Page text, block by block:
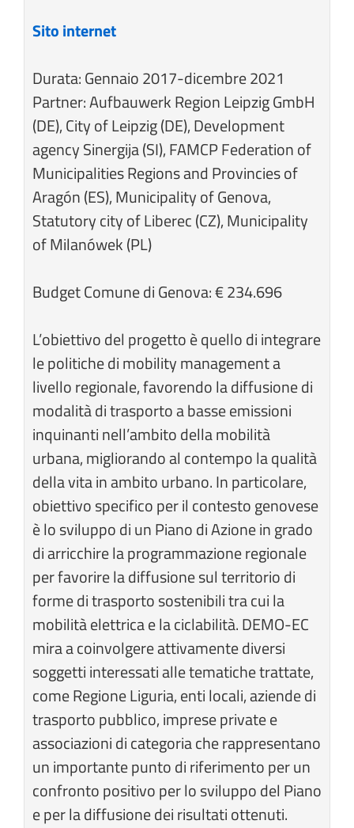
Sito internet
Durata:Gennaio 2017-dicembre 2021
Partner: Aufbauwerk Region Leipzig GmbH
(DE), City of Leipzig (DE), Development
agency Sinergija (SI), FAMCP Federation of
Municipalities Regions and Provincies of
Aragón (ES), Municipality of Genova,
Statutory city of Liberec (CZ), Municipality
of Milanówek (PL)
Budget Comune di Genova: € 234.696
L’obiettivo del progetto è quello di integrare
le politiche di mobility management a
livello regionale, favorendo la diffusione di
modalità di trasporto a basse emissioni
inquinanti nell’ambito della mobilità
urbana, migliorando al contempo la qualità
della vita in ambito urbano. In particolare,
obiettivo specifico per il contesto genovese
è lo sviluppo di un Piano di Azione in grado
di arricchire la programmazione regionale
per favorire la diffusione sul territorio di
forme di trasporto sostenibili tra cui la
mobilità elettrica e la ciclabilità. DEMO-EC
mira a coinvolgere attivamente diversi
soggetti interessati alle tematiche trattate,
come Regione Liguria, enti locali, aziende di
trasporto pubblico, imprese private e
associazioni di categoria che rappresentano
un importante punto di riferimento per un
confronto positivo per lo sviluppo del Piano
e per la diffusione dei risultati ottenuti.